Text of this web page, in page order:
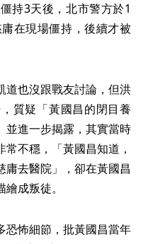
持3天後，北市警方於1
在現場僵持，後續才被
道也沒跟戰友討論，但洪
質疑「黃國昌的閉目養
並進一步揭露，其實當時
不穩，「黃國昌知道，
庸去醫院」，卻在黃國昌
成叛徒。
恐怖細節，批黃國昌當年